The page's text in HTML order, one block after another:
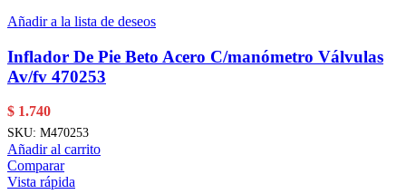
Añadir a la lista de deseos
Inflador De Pie Beto Acero C/manómetro Válvulas
Av/fv 470253
$ 1.740
SKU: M470253
Añadir al carrito
Comparar
Vista rápida